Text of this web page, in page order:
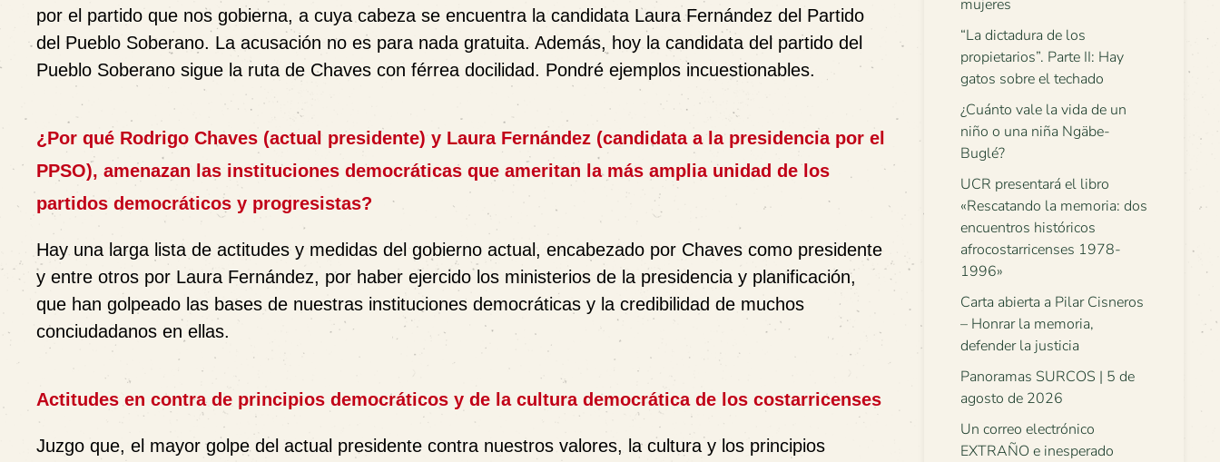
por el partido que nos gobierna, a cuya cabeza se encuentra la candidata Laura Fernández del Partido
del Pueblo Soberano. La acusación no es para nada gratuita. Además, hoy la candidata del partido del
Pueblo Soberano sigue la ruta de Chaves con férrea docilidad. Pondré ejemplos incuestionables.
¿Por qué Rodrigo Chaves (actual presidente) y Laura Fernández (candidata a la presidencia por el
PPSO), amenazan las instituciones democráticas que ameritan la más amplia unidad de los
partidos democráticos y progresistas?
Hay una larga lista de actitudes y medidas del gobierno actual, encabezado por Chaves como presidente
y entre otros por Laura Fernández, por haber ejercido los ministerios de la presidencia y planificación,
que han golpeado las bases de nuestras instituciones democráticas y la credibilidad de muchos
conciudadanos en ellas.
Actitudes en contra de principios democráticos y de la cultura democrática de los costarricenses
Juzgo que, el mayor golpe del actual presidente contra nuestros valores, la cultura y los principios
mujeres
“La dictadura de los
propietarios”. Parte II: Hay
gatos sobre el techado
¿Cuánto vale la vida de un
niño o una niña Ngäbe-
Buglé?
UCR presentará el libro
«Rescatando la memoria: dos
encuentros históricos
afrocostarricenses 1978-
1996»
Carta abierta a Pilar Cisneros
– Honrar la memoria,
defender la justicia
Panoramas SURCOS | 5 de
agosto de 2026
Un correo electrónico
EXTRAÑO e inesperado